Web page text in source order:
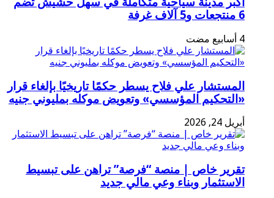
6 منتجعات و5 آلاف غرفة
المستشار علي فلاح يسطر حكمًا تاريخيًا بإلغاء قرار
«التحكيم المؤسسي» وتعويض موكله بمليوني جنيه
أبريل 24, 2026
تقرير خاص | منصة “فرصة” تراهن على تبسيط
الاستثمار وبناء وعي مالي جديد